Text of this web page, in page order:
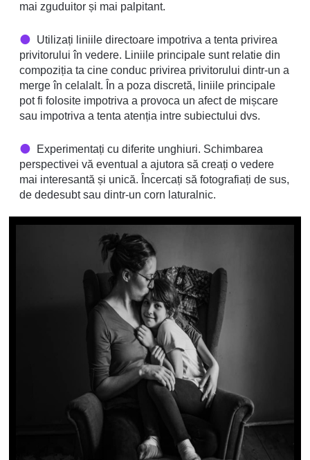
mai zguduitor și mai palpitant.
Utilizați liniile directoare impotriva a tenta privirea
privitorului în vedere. Liniile principale sunt relatie din
compoziția ta cine conduc privirea privitorului dintr-un a
merge în celalalt. În a poza discretă, liniile principale
pot fi folosite impotriva a provoca un afect de mișcare
sau impotriva a tenta atenția intre subiectului dvs.
Experimentați cu diferite unghiuri. Schimbarea
perspectivei vă eventual a ajutora să creați o vedere
mai interesantă și unică. Încercați să fotografiați de sus,
de dedesubt sau dintr-un corn laturalnic.